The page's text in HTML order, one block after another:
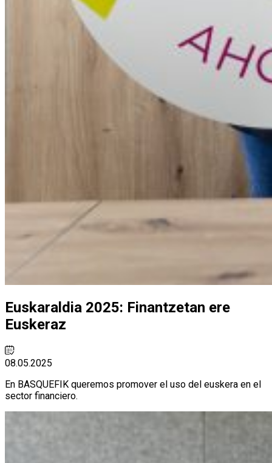
Euskaraldia 2025: Finantzetan ere
Euskeraz
08.05.2025
En BASQUEFIK queremos promover el uso del euskera en el
sector financiero.